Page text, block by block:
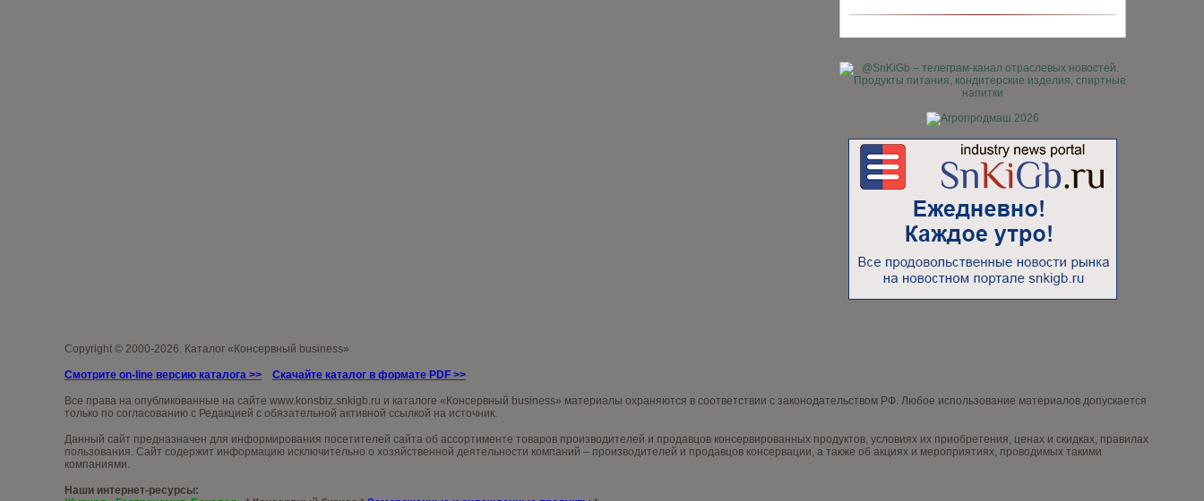
Copyright © 2000-2026. Каталог «Консервный business»
Смотрите on-line версию каталога >> Скачайте каталог в формате PDF >>
Все права на опубликованные на сайте www.konsbiz.snkigb.ru и каталоге «Консервный business» материалы охраняются в соответствии с законодательством РФ. Любое использование материалов допускается
только по согласованию с Редакцией с обязательной активной ссылкой на источник.
Данный сайт предназначен для информирования посетителей сайта об ассортименте товаров производителей и продавцов консервированных продуктов, условиях их приобретения, ценах и скидках, правилах
пользования. Сайт содержит информацию исключительно о хозяйственной деятельности компаний – производителей и продавцов консервации, а также об акциях и мероприятиях, проводимых такими
компаниями.
Наши интернет-ресурсы: